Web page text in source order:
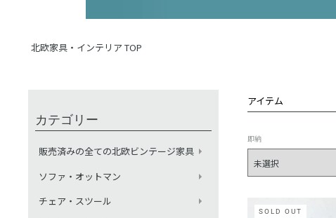
北欧家具・インテリア TOP
カテゴリー
販売済みの全ての北欧ビンテージ家具
ソファ・オットマン
チェア・スツール
アイテム
即納
SOLD OUT